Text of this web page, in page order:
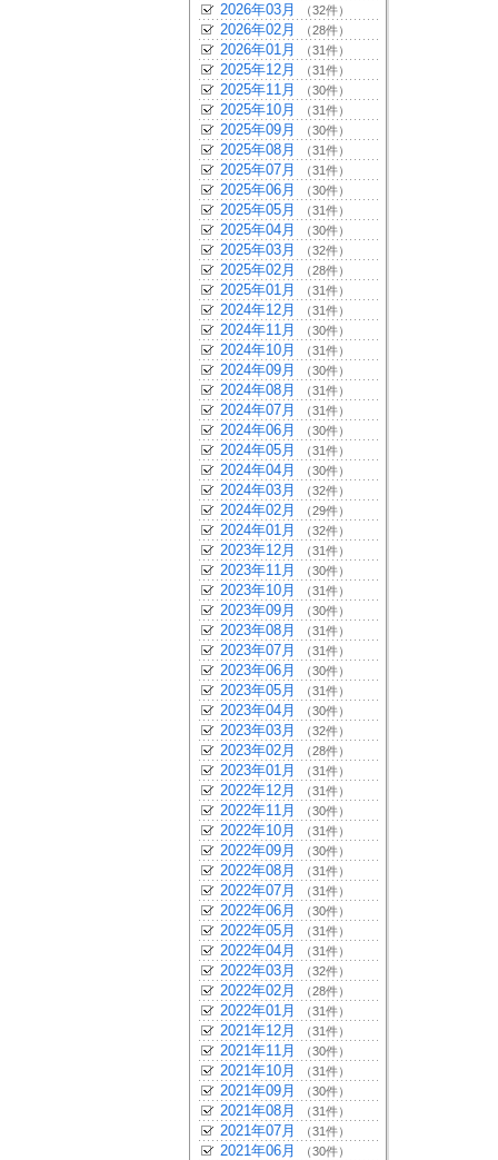
2026年03月 （32件）
2026年02月 （28件）
2026年01月 （31件）
2025年12月 （31件）
2025年11月 （30件）
2025年10月 （31件）
2025年09月 （30件）
2025年08月 （31件）
2025年07月 （31件）
2025年06月 （30件）
2025年05月 （31件）
2025年04月 （30件）
2025年03月 （32件）
2025年02月 （28件）
2025年01月 （31件）
2024年12月 （31件）
2024年11月 （30件）
2024年10月 （31件）
2024年09月 （30件）
2024年08月 （31件）
2024年07月 （31件）
2024年06月 （30件）
2024年05月 （31件）
2024年04月 （30件）
2024年03月 （32件）
2024年02月 （29件）
2024年01月 （32件）
2023年12月 （31件）
2023年11月 （30件）
2023年10月 （31件）
2023年09月 （30件）
2023年08月 （31件）
2023年07月 （31件）
2023年06月 （30件）
2023年05月 （31件）
2023年04月 （30件）
2023年03月 （32件）
2023年02月 （28件）
2023年01月 （31件）
2022年12月 （31件）
2022年11月 （30件）
2022年10月 （31件）
2022年09月 （30件）
2022年08月 （31件）
2022年07月 （31件）
2022年06月 （30件）
2022年05月 （31件）
2022年04月 （31件）
2022年03月 （32件）
2022年02月 （28件）
2022年01月 （31件）
2021年12月 （31件）
2021年11月 （30件）
2021年10月 （31件）
2021年09月 （30件）
2021年08月 （31件）
2021年07月 （31件）
2021年06月 （30件）